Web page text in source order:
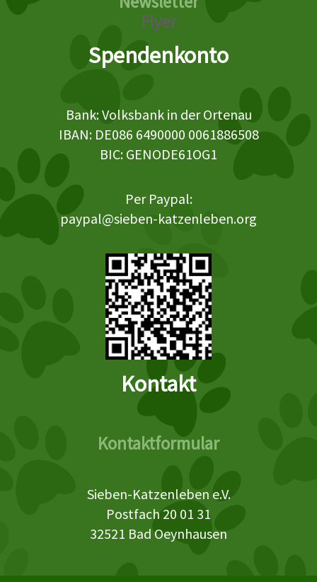
Flyer
Spendenkonto
Bank: Volksbank in der Ortenau
IBAN: DE086 6490000 0061886508
BIC: GENODE61OG1
Per Paypal:
paypal@sieben-katzenleben.org
Kontakt
Kontaktformular
Sieben-Katzenleben e.V.
Postfach 20 01 31
32521 Bad Oeynhausen